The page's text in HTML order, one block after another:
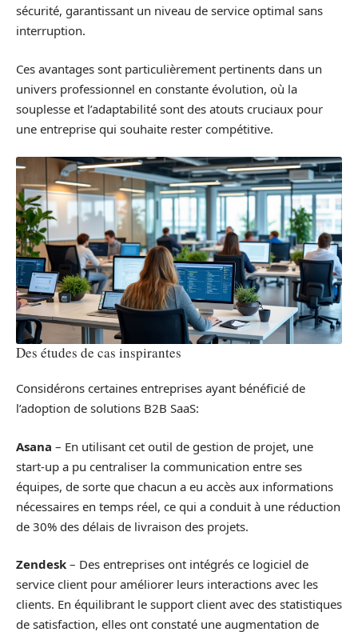
sécurité, garantissant un niveau de service optimal sans
interruption.
Ces avantages sont particulièrement pertinents dans un
univers professionnel en constante évolution, où la
souplesse et l’adaptabilité sont des atouts cruciaux pour
une entreprise qui souhaite rester compétitive.
Des études de cas inspirantes
Considérons certaines entreprises ayant bénéficié de
l’adoption de solutions B2B SaaS:
Asana – En utilisant cet outil de gestion de projet, une
start-up a pu centraliser la communication entre ses
équipes, de sorte que chacun a eu accès aux informations
nécessaires en temps réel, ce qui a conduit à une réduction
de 30% des délais de livraison des projets.
Zendesk – Des entreprises ont intégrés ce logiciel de
service client pour améliorer leurs interactions avec les
clients. En équilibrant le support client avec des statistiques
de satisfaction, elles ont constaté une augmentation de